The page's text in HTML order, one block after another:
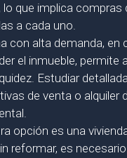
lo que implica compras
a cada uno.
con alta demanda, en
el inmueble, permite
Estudiar
de venta o alquiler
opción es una
reformar, es